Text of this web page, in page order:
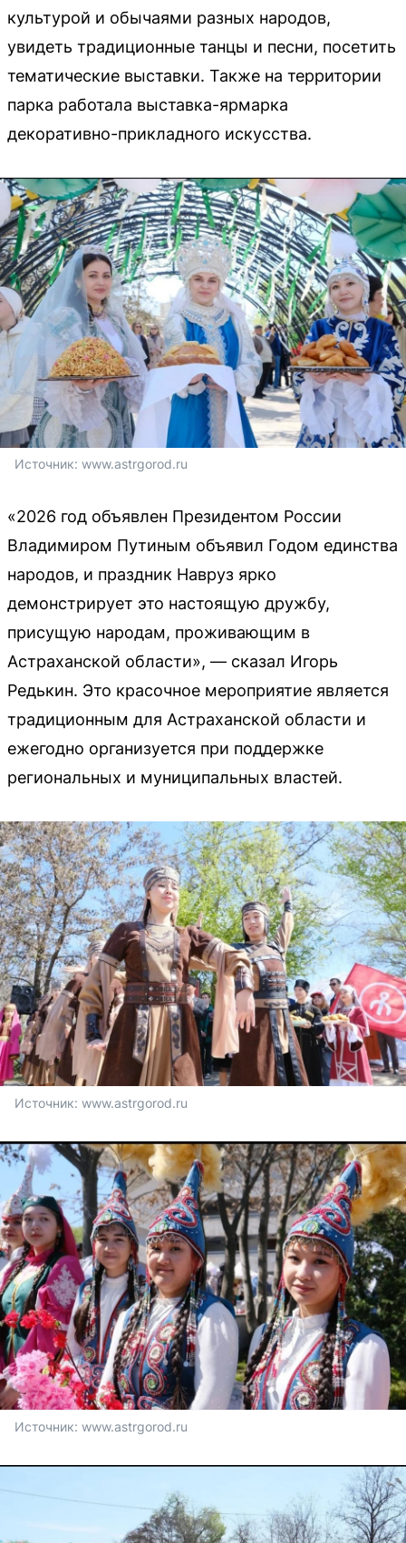
культурой и обычаями разных народов,
увидеть традиционные танцы и песни, посетить
тематические выставки. Также на территории
парка работала выставка-ярмарка
декоративно-прикладного искусства.
Источник: www.astrgorod.ru
«2026 год объявлен Президентом России
Владимиром Путиным объявил Годом единства
народов, и праздник Навруз ярко
демонстрирует это настоящую дружбу,
присущую народам, проживающим в
Астраханской области», — сказал Игорь
Редькин. Это красочное мероприятие является
традиционным для Астраханской области и
ежегодно организуется при поддержке
региональных и муниципальных властей.
Источник: www.astrgorod.ru
Источник: www.astrgorod.ru